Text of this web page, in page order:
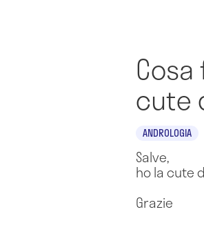
cute
ANDROLOGIA
Salve,
ho la cute
Grazie